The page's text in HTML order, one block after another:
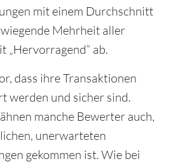
mit einem Durchschnitt
Mehrheit aller
„Hervorragend“ ab.
dass ihre Transaktionen
werden und sicher sind.
manche Bewerter auch,
unerwarteten
gekommen ist. Wie bei